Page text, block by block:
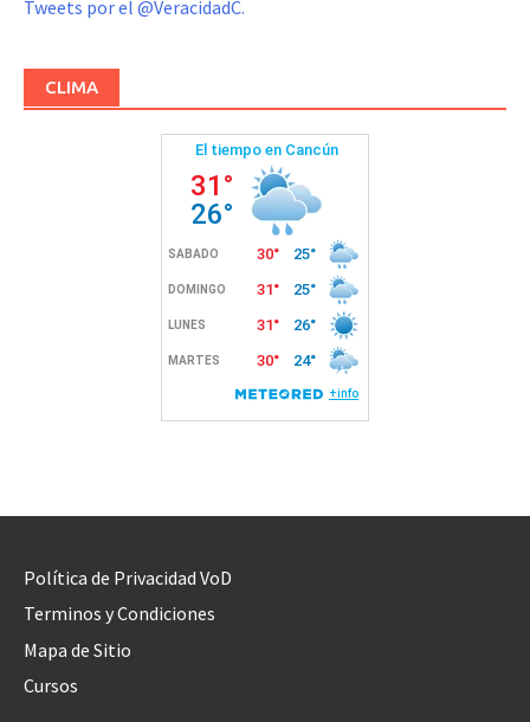
Tweets por el @VeracidadC.
CLIMA
Política de Privacidad VoD
Terminos y Condiciones
Mapa de Sitio
Cursos